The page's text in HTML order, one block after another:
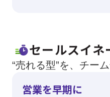
セールスイネ
“売れる型”を、チー
営業を早期に